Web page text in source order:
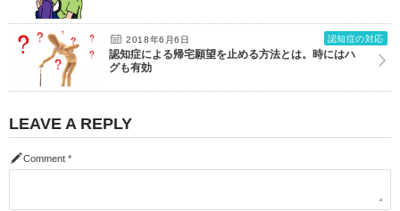
2018年6月6日 認知症の対応
認知症による帰宅願望を止める方法とは。時にはハ
グも有効
LEAVE A REPLY
Comment *